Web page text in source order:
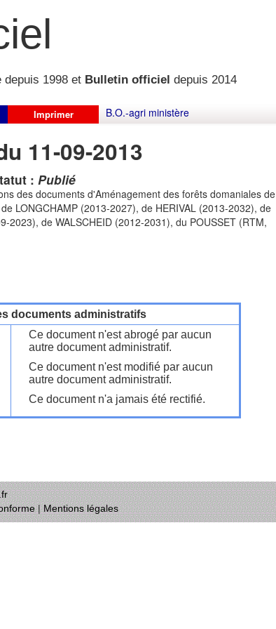
depuis 1998 et Bulletin officiel depuis 2014
Imprimer B.O.-agri ministère
11-09-2013
: Publié
des documents d'Aménagement des forêts domaniales de
LONGCHAMP (2013-2027), de HERIVAL (2013-2032), de
2023), de WALSCHEID (2012-2031), du POUSSET (RTM,
documents administratifs
Ce document n'est abrogé par aucun
autre document administratif.
Ce document n'est modifié par aucun
autre document administratif.
Ce document n'a jamais été rectifié.
|Mentions légales